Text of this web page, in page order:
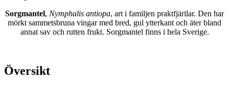
Sorgmantel, Nymphalis antiopa, art i familjen praktfjärilar. Den har
mörkt sammetsbruna vingar med bred, gul ytterkant och äter bland
annat sav och rutten frukt. Sorgmantel finns i hela Sverige.
Översikt